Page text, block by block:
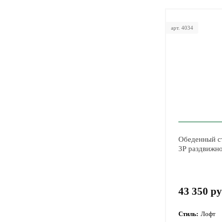
арт. 4034
Обеденный
3Р
43 350
Стиль: Лофт